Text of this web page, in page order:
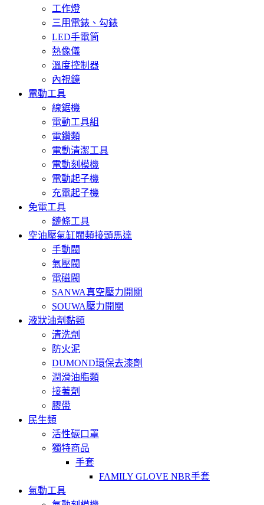
工作燈
三用電錶、勾錶
LED手電筒
熱像儀
溫度控制器
內視鏡
電動工具
線鋸機
電動工具組
電鑽類
電動清潔工具
電動刻模機
電動起子機
充電起子機
免電工具
鏈條工具
空油壓氣缸閥類接頭馬達
手動閥
氣壓閥
電磁閥
SANWA真空壓力開關
SOUWA壓力開關
液狀油劑黏類
清洗劑
防火泥
DUMOND環保去漆劑
潤滑油脂類
接著劑
膠帶
民生類
活性碳口罩
獨特商品
手套
FAMILY GLOVE NBR手套
氣動工具